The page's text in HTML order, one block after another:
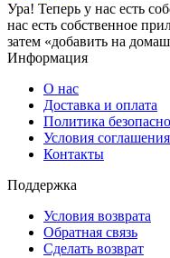
Ура! Теперь у нас есть
нас есть собственное
затем «добавить на
Информация
О нас
Доставка и оплата
Политика
Условия соглашения
Контакты
Поддержка
Условия возврата
Обратная связь
Сделать возврат